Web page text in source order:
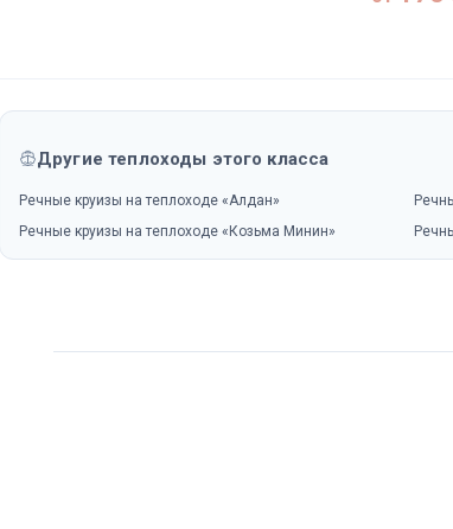
Другие теплоходы этого класса
Речные круизы на теплоходе «Алдан»
Речные круизы на теплоходе «Козьма Минин»